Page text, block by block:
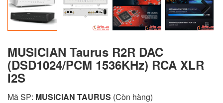
Next
MUSICIAN Taurus R2R DAC
(DSD1024/PCM 1536KHz) RCA XLR
I2S
Mã SP: MUSICIAN TAURUS (Còn hàng)